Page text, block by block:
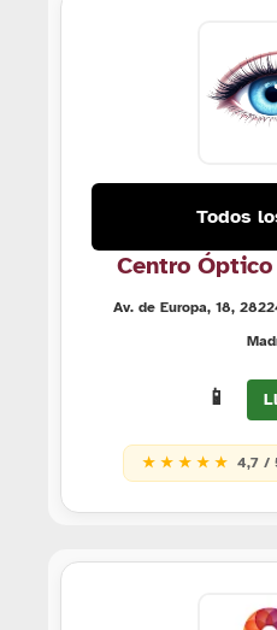
Todos
Centro
Av. de Europa, 18,
📱
★ ★ ★ ★ ★ 4,7 /